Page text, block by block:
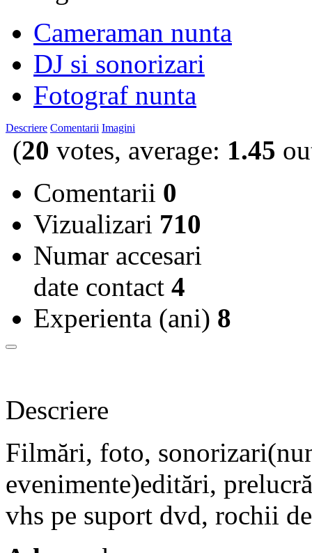
Cameraman nunta
DJ si sonorizari
Fotograf nunta
Descriere Comentarii Imagini
(20 votes, average: 1.45
Comentarii 0
Vizualizari 710
Numar accesari
date contact 4
Experienta (ani) 8
Descriere
Filmări, foto,
evenimente)editări,
vhs pe suport dvd, rochii